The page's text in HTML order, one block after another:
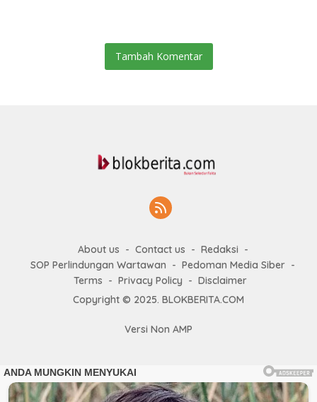
Tambah Komentar
About us Contact us
Redaksi
SOP Perlindungan Wartawan
Pedoman Media Siber
Terms
Privacy Policy
Disclaimer
Copyright © 2025. BLOKBERITA.COM
Versi Non AMP